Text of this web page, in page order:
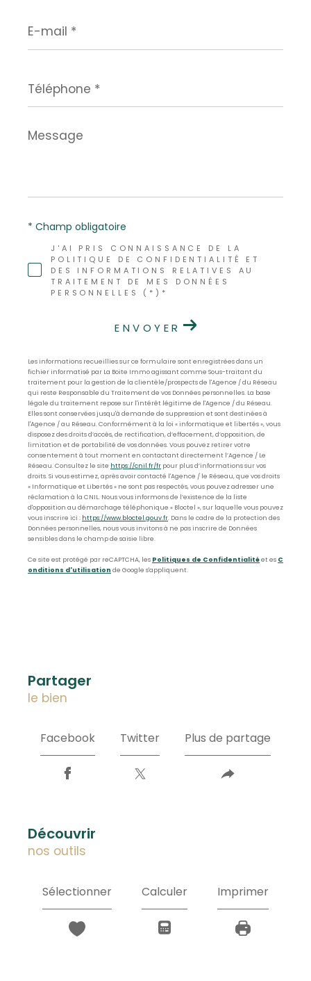
mail
*
*
Message
*
J'AI PRIS CONNAISSANCE DE LA
POLITIQUE DE CONFIDENTIALITÉ ET
DES INFORMATIONS RELATIVES AU
TRAITEMENT DE MES DONNÉES
PERSONNELLES (*)*
* Champ obligatoire
ENVOYER
Les informations recueillies sur ce formulaire sont enregistrées dans un
fichier informatisé par La Boite Immo agissant comme Sous-traitant du
traitement pour la gestion de la clientèle/prospects de l'Agence / du Réseau
qui reste Responsable du Traitement de vos Données personnelles. La base
légale du traitement repose sur l'intérêt légitime de l'Agence / du Réseau.
Elles sont conservées jusqu'à demande de suppression et sont destinées à
l'Agence / au Réseau. Conformément à la loi « informatique et libertés », vous
disposez des droits d’accès, de rectification, d’effacement, d’opposition, de
limitation et de portabilité de vos données. Vous pouvez retirer votre
consentement à tout moment en contactant directement l’Agence / Le
Réseau. Consultez le site https://cnil.fr/fr pour plus d’informations sur vos
droits. Si vous estimez, après avoir contacté l'Agence / le Réseau, que vos droits
« Informatique et Libertés » ne sont pas respectés, vous pouvez adresser une
réclamation à la CNIL. Nous vous informons de l’existence de la liste
d'opposition au démarchage téléphonique « Bloctel », sur laquelle vous pouvez
vous inscrire ici : https://www.bloctel.gouv.fr. Dans le cadre de la protection des
Données personnelles, nous vous invitons à ne pas inscrire de Données
sensibles dans le champ de saisie libre.
Ce site est protégé par reCAPTCHA, les Politiques de Confidentialitéet es C
onditions d'utilisation de Google s'appliquent.
partager
le bien
Facebook Twitter Plus de partage
découvrir
nos outils
Sélectionner Calculer Imprimer